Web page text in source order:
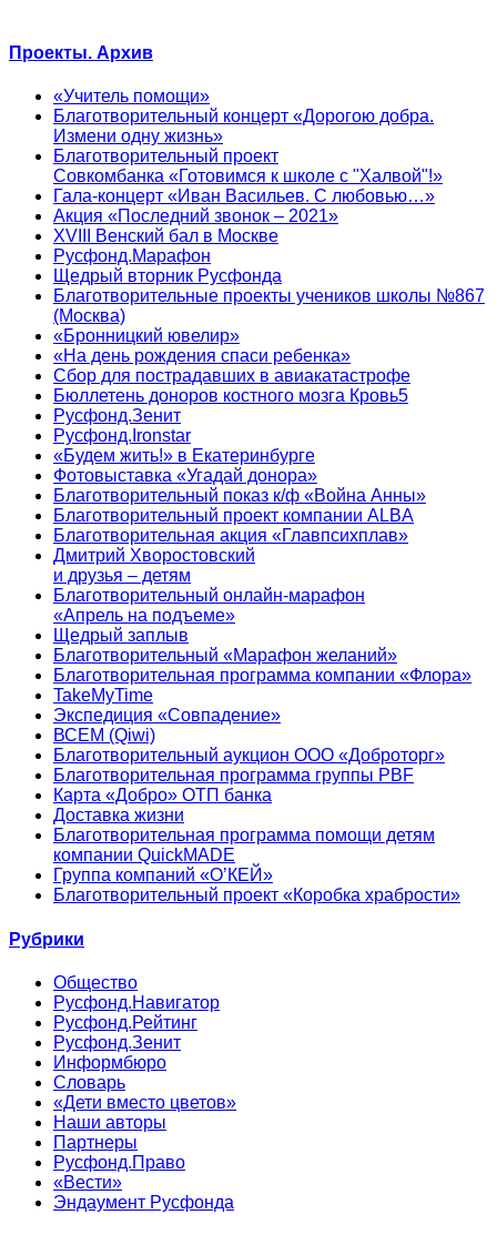
Проекты. Архив
«Учитель помощи»
Благотворительный концерт «Дорогою добра.
Измени одну жизнь»
Благотворительный проект
Совкомбанка «Готовимся к школе с "Халвой"!»
Гала-концерт «Иван Васильев. С любовью…»
Акция «Последний звонок – 2021»
XVIII Венский бал в Москве
Русфонд.Марафон
Щедрый вторник Русфонда
Благотворительные проекты учеников школы №867
(Москва)
«Бронницкий ювелир»
«На день рождения спаси ребенка»
Сбор для пострадавших в авиакатастрофе
Бюллетень доноров костного мозга Кровь5
Русфонд.Зенит
Русфонд.Ironstar
«Будем жить!» в Екатеринбурге
Фотовыставка «Угадай донора»
Благотворительный показ к/ф «Война Анны»
Благотворительный проект компании ALBA
Благотворительная акция «Главпсихплав»
Дмитрий Хворостовский
и друзья – детям
Благотворительный онлайн‑марафон
«Апрель на подъеме»
Щедрый заплыв
Благотворительный «Марафон желаний»
Благотворительная программа компании «Флора»
TakeMyTime
Экспедиция «Совпадение»
ВСЕМ (Qiwi)
Благотворительный аукцион ООО «Доброторг»
Благотворительная программа группы PBF
Карта «Добро» ОТП банка
Доставка жизни
Благотворительная программа помощи детям
компании QuickMADE
Группа компаний «О’КЕЙ»
Благотворительный проект «Коробка храбрости»
Рубрики
Общество
Русфонд.Навигатор
Русфонд.Рейтинг
Русфонд.Зенит
Информбюро
Словарь
«Дети вместо цветов»
Наши авторы
Партнеры
Русфонд.Право
«Вести»
Эндаумент Русфонда